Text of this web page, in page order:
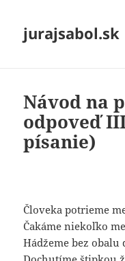
jurajsabol.sk
Návod na
odpoveď
písanie)
Človeka potrieme
Čakáme niekoľko
Hádžeme bez